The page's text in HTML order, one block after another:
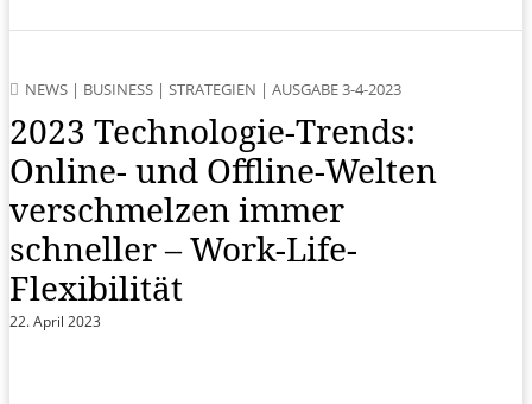
NEWS | BUSINESS | STRATEGIEN | AUSGABE 3-4-2023
2023 Technologie-Trends:
Online- und Offline-Welten
verschmelzen immer
schneller – Work-Life-
Flexibilität
22. April 2023